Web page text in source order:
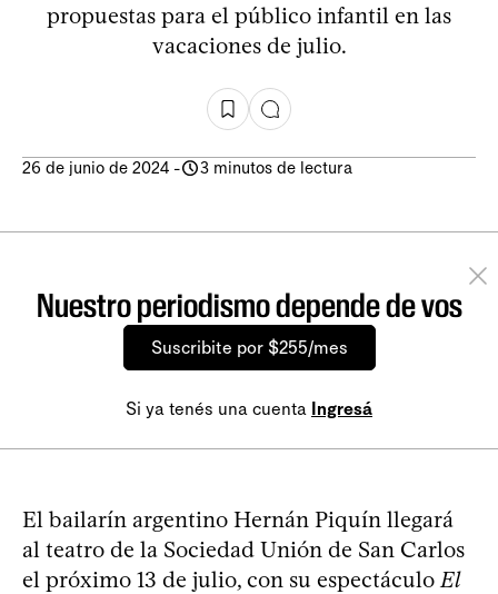
propuestas para el público infantil en las
vacaciones de julio.
26 de junio de 2024 - 3 minutos de lectura
Nuestro periodismo depende de vos
Suscribite por $255/mes
Si ya tenés una cuenta Ingresá
El bailarín argentino Hernán Piquín llegará
al teatro de la Sociedad Unión de San Carlos
el próximo 13 de julio, con su espectáculo El